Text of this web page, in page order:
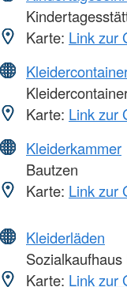
Karte: Link zur
Karte: Link zur
Kleiderkammer
Bautzen
Karte: Link zur
Kleiderläden
Sozialkaufhaus
Karte: Link zur